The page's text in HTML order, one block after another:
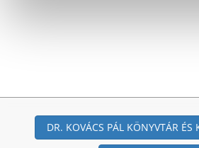
DR. KOVÁCS PÁL KÖNYVTÁR ÉS